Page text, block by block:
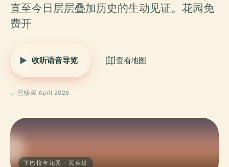
直至今日层层叠加历史的生动见证。花园免
费开
收听语音导览 查看地图
已核实 April 2026
下巴拉卡花园 · 瓦莱塔